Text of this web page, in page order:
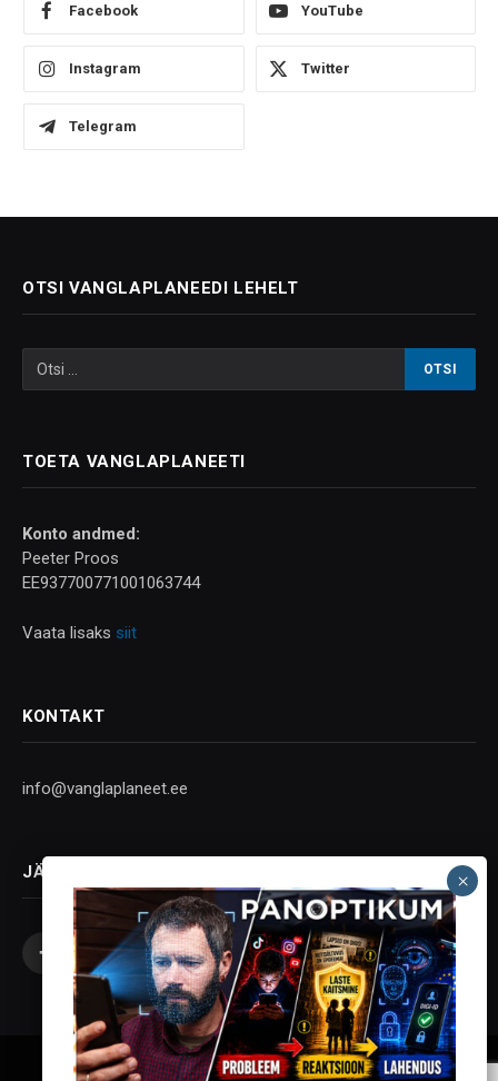
Facebook YouTube
Instagram Twitter
Telegram
OTSI VANGLAPLANEEDI LEHELT
TOETA VANGLAPLANEETI
Konto andmed:
Peeter Proos
EE937700771001063744
Vaata lisaks siit
KONTAKT
info@vanglaplaneet.ee
JÄLGI SOTSIAALMEEDIAS
Facebook
X
(Twitter)
InstagramYouTubeTelegram